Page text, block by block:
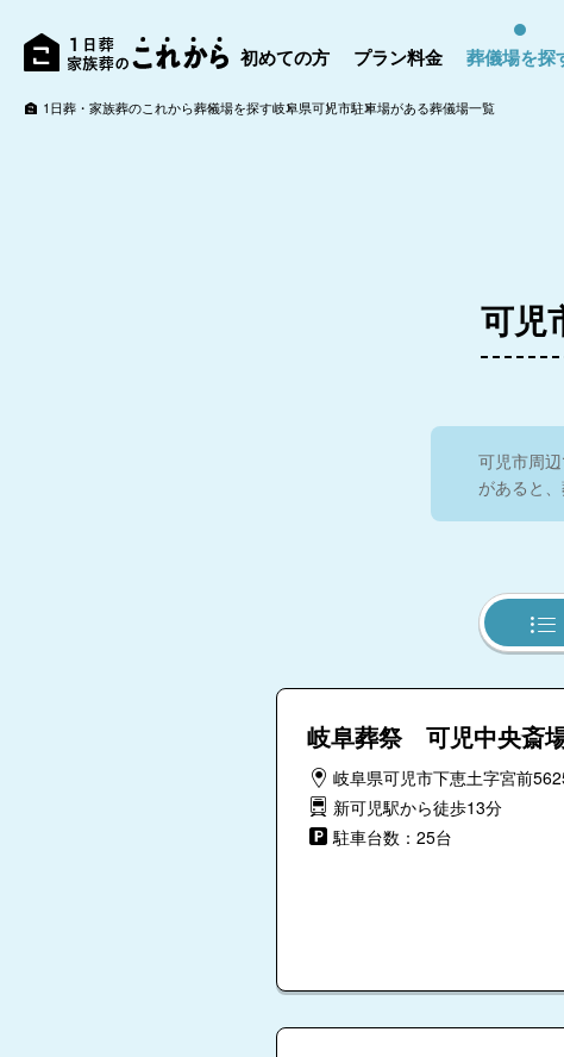
初めての方 プラン料金 葬儀場を探
1日葬・家族葬のこれから葬儀場を探す岐阜県可児市駐車場がある葬儀場一覧
可児
可児市周
があると
岐阜葬祭 可児中央斎
岐阜県可児市下恵土字宮前
新可児駅から徒歩13分
駐車台数：25台
岐阜葬祭 鶴
岐阜中央ホー
岐阜葬祭 梅
家族葬の
メモワール加納
岐阜葬祭 家族葬のフ
岐阜葬祭 家族葬のフ